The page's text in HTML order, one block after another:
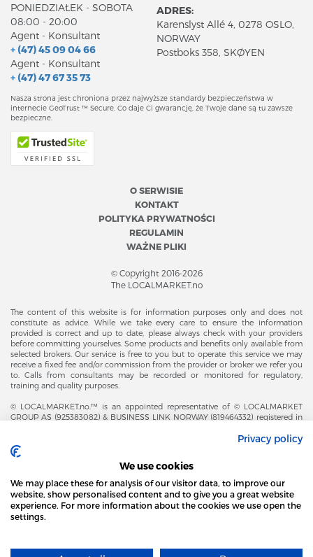
PONIEDZIAŁEK - SOBOTA
08:00 - 20:00
Agent - Konsultant
+ (47) 45 09 04 66
Agent - Konsultant
+ (47) 47 67 35 73
ADRES:
Karenslyst Allé 4, 0278 OSLO,
NORWAY
Postboks 358, SKØYEN
Nasza strona jest chroniona przez najwyższe standardy bezpieczeństwa w
internecie GeoTrust ™ Secure. Co daje Ci gwarancję, że Twoje dane są tu zawsze
bezpieczne.
O SERWISIE
KONTAKT
POLITYKA PRYWATNOŚCI
REGULAMIN
WAŻNE PLIKI
© Copyright 2016-2026
The LOCALMARKET.no
The content of this website is for information purposes only and does not
constitute as advice. While we take every care to ensure the information
provided is correct and up to date, please always check with your providers
before committing yourselves. Some products and benefits only available from
selected brokers. Our service is free to you but to operate this service we may
receive a fixed fee and/or commission from the provider or broker we refer you
to. Calls from consultants may be recorded or monitored for regulatory,
training and quality purposes.
© LOCALMARKET.no.™ is an appointed representative of © LOCALMARKET
GROUP AS (925383082) & BUSINESS LINK NORWAY (819464332) registered in
Brønnøysundregistrene. Financial & Insurance Services and Markets Authority,
and subject to limited regulation by the Financial Conduct Authority. Head
Office Adresse: Karenslyst Alle 4, 0278 Oslo – Skøyen. Post Adresse: Postboks
358, 0213 Oslo, Norway. Email Contact: post@localmarket.no. Office Contact: +
47 23 89 88 63 © Copyright 2016-2026 The LOCALMARKET GROUP ™.
DODATKOWO OD ZESPOŁU LOCALMARKET |
STRONA LOCAL MARKET WYKORZYSTUJE PLIKI
Privacy policy
We use cookies
We may place these for analysis of our visitor data, to improve our
website, show personalised content and to give you a great website
experience. For more information about the cookies we use open the
settings.